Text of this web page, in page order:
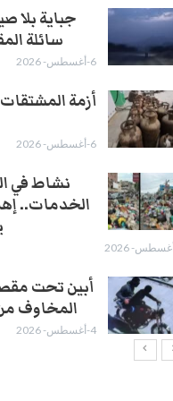
جباية بلا
سائلة
6-أغسطس- 2026
أزمة
6-أغسطس- 2026
نشاط في
الخدمات..
أبين تحت
المخاوف
4-أغسطس- 2026